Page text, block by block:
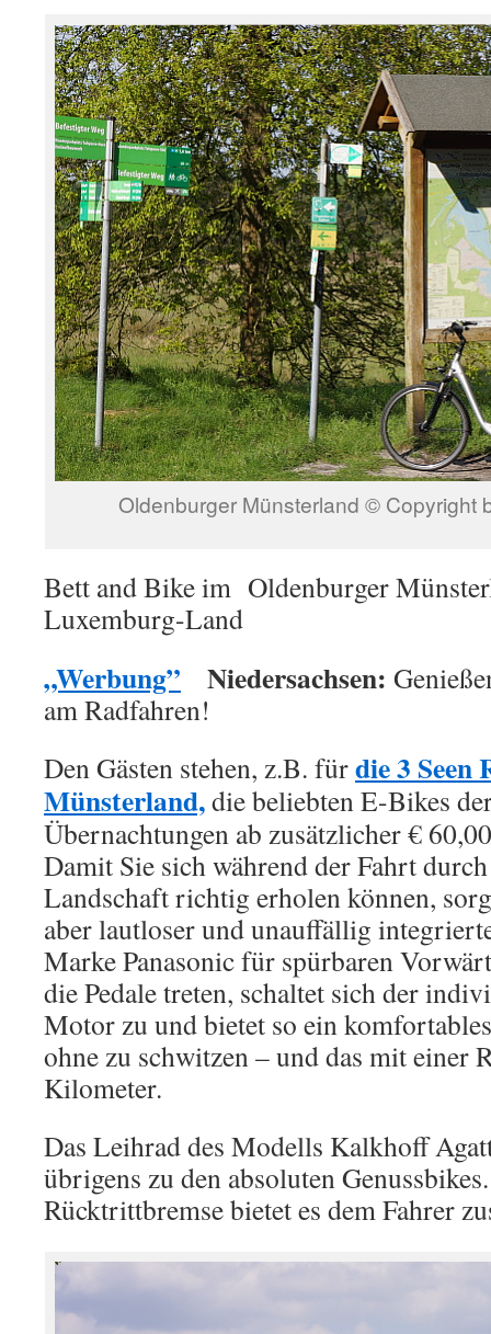
Oldenburger Münsterland © Copyright
Bett and Bike im Oldenburger
Luxemburg-Land
„Werbung” Niedersachsen:
am Radfahren!
Den Gästen stehen, z.B. fürdie 3 Seen
Münsterland,die beliebten E-Bikes
Übernachtungen ab zusätzlicher €
Damit Sie sich während der Fahrt
Landschaft richtig erholen können,
aber lautloser und unauffällig
Marke Panasonic für spürbaren
die Pedale treten, schaltet sich der
Motor zu und bietet so ein
ohne zu schwitzen – und das mit einer
Kilometer.
Das Leihrad des Modells Kalkhoff
übrigens zu den absoluten
Rücktrittbremse bietet es dem Fahrer